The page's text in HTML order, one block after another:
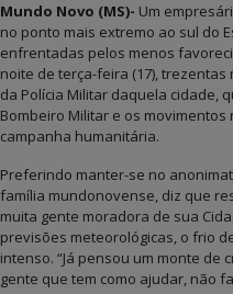
Mundo Novo (MS)- Um
no ponto mais extremo ao sul do
enfrentadas pelos menos
noite de terça-feira (17),
da Polícia Militar daquela cidade,
Bombeiro Militar e os
campanha humanitária.
Preferindo manter-se no
família mundonovense, diz que
muita gente moradora de sua
previsões meteorológicas, o frio
intenso. “Já pensou um monte
gente que tem como ajudar, não